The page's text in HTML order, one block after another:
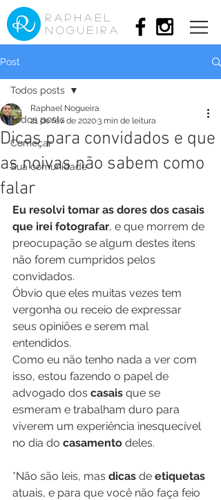
raphael
nogueira
Post
Todos posts
Começar
Sua comunidade
Todos posts
Dicas para convidados e que
as noivas não sabem como
falar
Raphael Nogueira
21 de fev. de 20203 min de leitura
Eu resolvi tomar as dores dos casais
que irei fotografar, e que morrem de
preocupação se algum destes itens
não forem cumpridos pelos
convidados.
Óbvio que eles muitas vezes tem
vergonha ou receio de expressar
seus opiniões e serem mal
entendidos.
Como eu não tenho nada a ver com
isso, estou fazendo o papel de
advogado dos casais que se
esmeram e trabalham duro para
viverem um experiência inesquecível
no dia do casamento deles.
*Não são leis, mas dicas de etiquetas
atuais, e para que você não faça feio